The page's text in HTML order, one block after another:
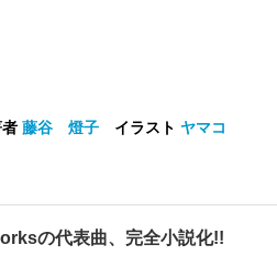
藤谷 燈子 イラスト ヤマコ
の代表曲、完全小説化!!